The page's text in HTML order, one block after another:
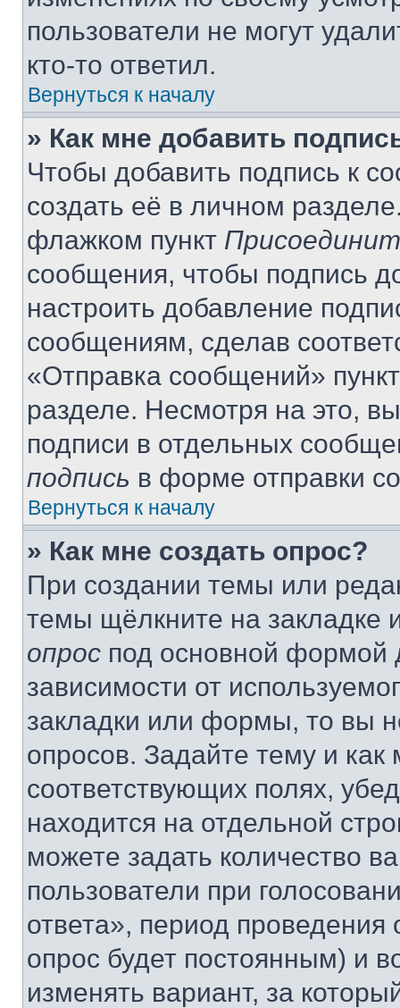
пользователи не могут
кто-то ответил.
Вернуться к началу
» Как мне добавить
Чтобы добавить подпись к
создать её в личном
флажком пункт
сообщения, чтобы подпись
настроить добавление
сообщениям, сделав
«Отправка сообщений»
разделе. Несмотря на это,
подписи в отдельных
подпись в форме отправки
Вернуться к началу
» Как мне создать опрос?
При создании темы или
темы щёлкните на
опрос под основной формой
зависимости от
закладки или формы, то вы
опросов. Задайте тему и
соответствующих полях,
находится на отдельной
можете задать количество
пользователи при
ответа», период проведения
опрос будет постоянным) и
изменять вариант, за